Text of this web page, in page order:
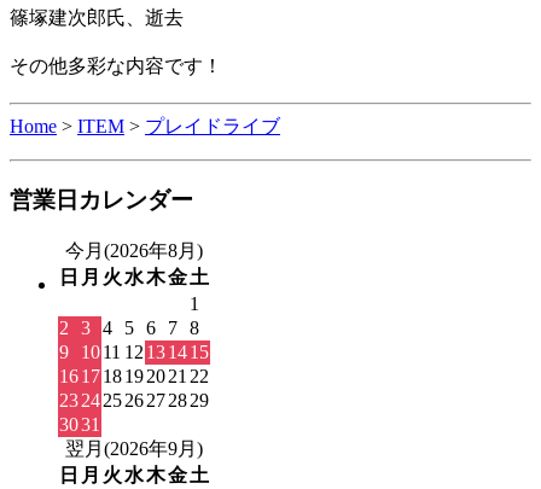
篠塚建次郎氏、逝去
その他多彩な内容です！
Home > ITEM > プレイドライブ
営業日カレンダー
今月(2026年8月)
日 月 火 水木金土
1
2
3 4 5 6 7 8
9
1011 12 131415
161718192021 22
23242526272829
3031
翌月(2026年9月)
日 月 火 水木金土